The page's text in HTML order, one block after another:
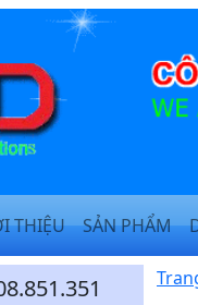
THIỆU SẢN PHẨM